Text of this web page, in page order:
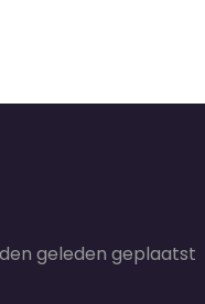
geleden geplaatst